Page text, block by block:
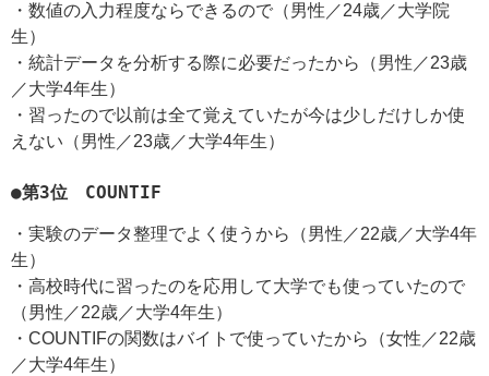
・数値の入力程度ならできるので（男性／24歳／大学院
生）
・統計データを分析する際に必要だったから（男性／23歳
／大学4年生）
・習ったので以前は全て覚えていたが今は少しだけしか使
えない（男性／23歳／大学4年生）
●第3位 COUNTIF
・実験のデータ整理でよく使うから（男性／22歳／大学4年
生）
・高校時代に習ったのを応用して大学でも使っていたので
（男性／22歳／大学4年生）
・COUNTIFの関数はバイトで使っていたから（女性／22歳
／大学4年生）